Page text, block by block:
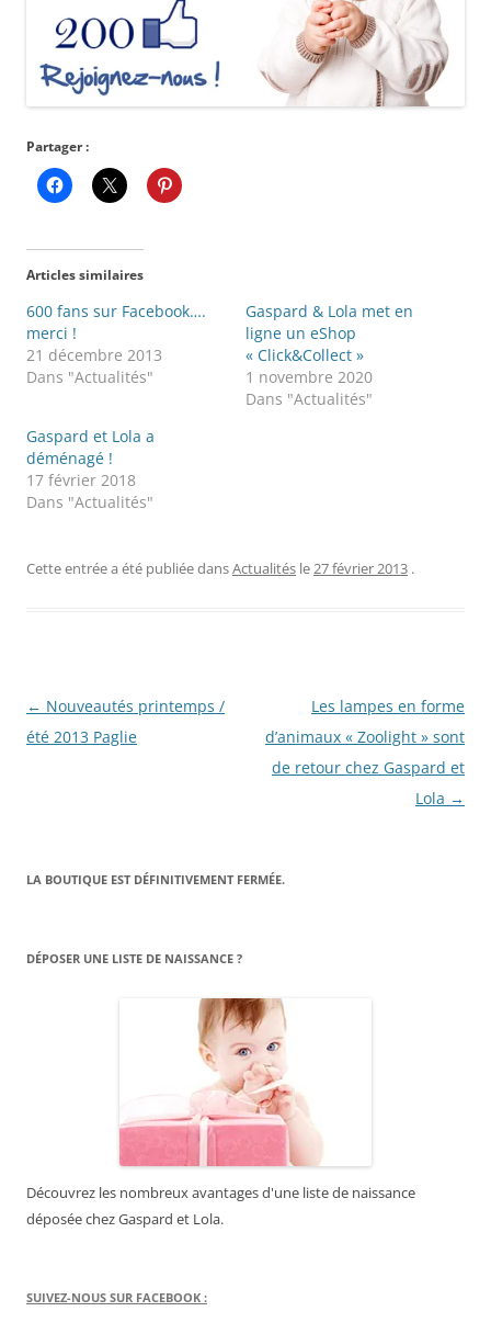
Partager :
Articles similaires
600 fans sur Facebook….
merci !
21 décembre 2013
Dans "Actualités"
Gaspard & Lola met en
ligne un eShop
« Click&Collect »
1 novembre 2020
Dans "Actualités"
Gaspard et Lola a
déménagé !
17 février 2018
Dans "Actualités"
Cette entrée a été publiée dansActualités le27 février 2013 .
Navigation
des
← Nouveautés printemps /
été 2013 Paglie
Les lampes en forme
d’animaux « Zoolight » sont
de retour chez Gaspard et
Lola →
LA BOUTIQUE EST DÉFINITIVEMENT FERMÉE.
DÉPOSER UNE LISTE DE NAISSANCE ?
Découvrez les nombreux avantages d'une liste de naissance
déposée chez Gaspard et Lola.
SUIVEZ-NOUS SUR FACEBOOK :